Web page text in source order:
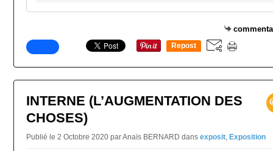
Repost
INTERNE (L’AUGMENTATION DES
CHOSES)
Publié le 2 Octobre 2020 par Anaïs BERNARD dans exposit, Exposition